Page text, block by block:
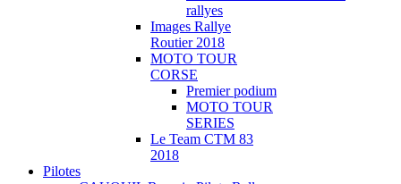
rallyes
Images Rallye
Routier 2018
MOTO TOUR
CORSE
Premier podium
MOTO TOUR
SERIES
Le Team CTM 83
2018
Pilotes